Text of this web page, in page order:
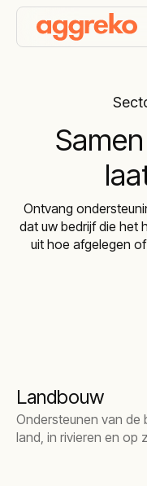
Ontvang
dat uw bedrijf die het
uit hoe afgelegen
Landbouw
Ondersteunen van de
land, in rivieren en op